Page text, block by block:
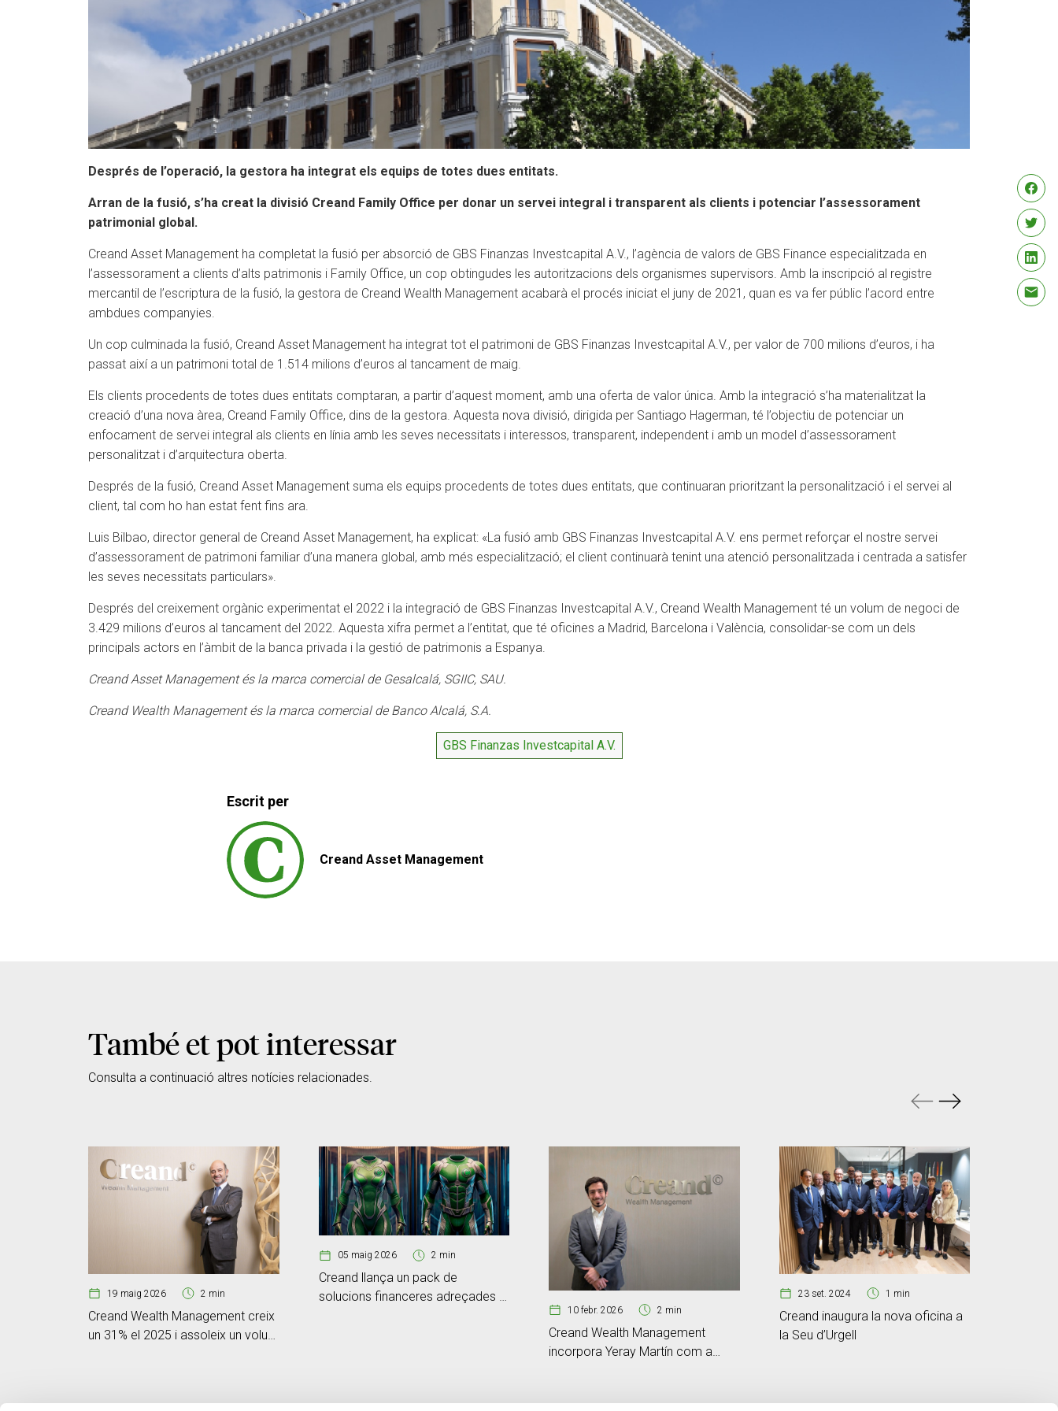
Després de l’operació, la gestora ha integrat els equips de totes dues entitats.
Arran de la fusió, s’ha creat la divisió Creand Family Office per donar un servei integral i transparent als clients i potenciar l’assessorament
patrimonial global.
Creand Asset Management ha completat la fusió per absorció de GBS Finanzas Investcapital A.V., l’agència de valors de GBS Finance especialitzada en
l’assessorament a clients d’alts patrimonis i Family Office, un cop obtingudes les autoritzacions dels organismes supervisors. Amb la inscripció al registre
mercantil de l’escriptura de la fusió, la gestora de Creand Wealth Management acabarà el procés iniciat el juny de 2021, quan es va fer públic l’acord entre
ambdues companyies.
Un cop culminada la fusió, Creand Asset Management ha integrat tot el patrimoni de GBS Finanzas Investcapital A.V., per valor de 700 milions d’euros, i ha
passat així a un patrimoni total de 1.514 milions d’euros al tancament de maig.
Els clients procedents de totes dues entitats comptaran, a partir d’aquest moment, amb una oferta de valor única. Amb la integració s’ha materialitzat la
creació d’una nova àrea, Creand Family Office, dins de la gestora. Aquesta nova divisió, dirigida per Santiago Hagerman, té l’objectiu de potenciar un
enfocament de servei integral als clients en línia amb les seves necessitats i interessos, transparent, independent i amb un model d’assessorament
personalitzat i d’arquitectura oberta.
Després de la fusió, Creand Asset Management suma els equips procedents de totes dues entitats, que continuaran prioritzant la personalització i el servei al
client, tal com ho han estat fent fins ara.
Luis Bilbao, director general de Creand Asset Management, ha explicat: «La fusió amb GBS Finanzas Investcapital A.V. ens permet reforçar el nostre servei
d’assessorament de patrimoni familiar d’una manera global, amb més especialització; el client continuarà tenint una atenció personalitzada i centrada a satisfer
les seves necessitats particulars».
Després del creixement orgànic experimentat el 2022 i la integració de GBS Finanzas Investcapital A.V., Creand Wealth Management té un volum de negoci de
3.429 milions d’euros al tancament del 2022. Aquesta xifra permet a l’entitat, que té oficines a Madrid, Barcelona i València, consolidar-se com un dels
principals actors en l’àmbit de la banca privada i la gestió de patrimonis a Espanya.
Creand Asset Management és la marca comercial de Gesalcalá, SGIIC, SAU.
Creand Wealth Management és la marca comercial de Banco Alcalá, S.A.
GBS Finanzas Investcapital A.V.
Escrit per
Creand Asset Management
També et pot interessar
Consulta a continuació altres notícies relacionades.
19 maig 2026 2 min
Creand Wealth Management creix
un 31% el 2025 i assoleix un volum
05 maig 2026 2 min
Creand llança un pack de
solucions financeres adreçades al
10 febr. 2026 2 min
Creand Wealth Management
incorpora Yeray Martín com a
23 set. 2024 1 min
Creand inaugura la nova oficina a
la Seu d’Urgell